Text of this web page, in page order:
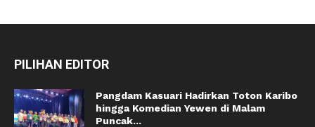
PILIHAN EDITOR
Pangdam Kasuari Hadirkan Toton Karibo
hingga Komedian Yewen di Malam
Puncak...